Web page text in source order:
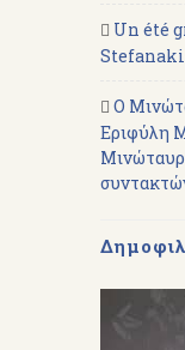
Un été
Ο
Εριφύλη